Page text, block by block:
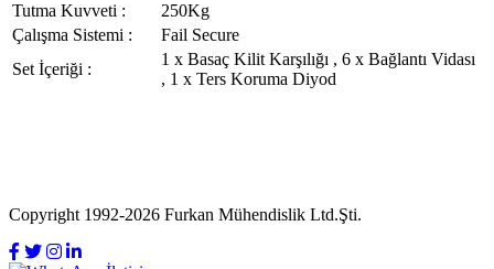
Tutma Kuvveti :
250Kg
Çalışma Sistemi :
Fail Secure
Set İçeriği :
1 x Basaç Kilit Karşılığı , 6 x Bağlantı Vidası
, 1 x Ters Koruma Diyod
Copyright 1992-2026 Furkan Mühendislik Ltd.Şti.